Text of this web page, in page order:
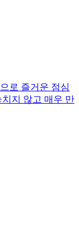
로 즐거운 점심
지 않고 매우 만